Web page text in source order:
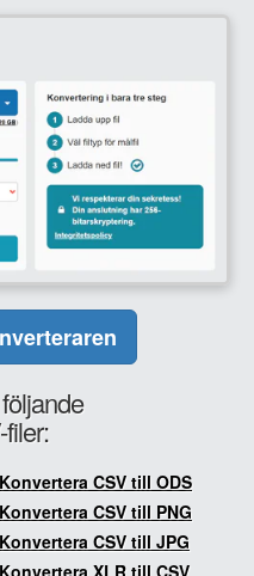
Konvertera CSV till ODS
Konvertera CSV till PNG
Konvertera CSV till JPG